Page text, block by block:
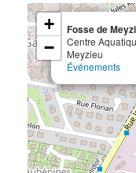
Fosse de
Centre
Meyzieu
Événements
+
−